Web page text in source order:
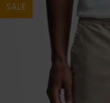
SALE